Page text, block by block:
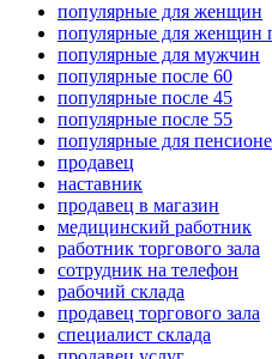
популярные для женщин
популярные для женщин
популярные для мужчин
популярные после 60
популярные после 45
популярные после 55
популярные для
продавец
наставник
продавец в магазин
медицинский работник
работник торгового зала
сотрудник на телефон
рабочий склада
продавец торгового зала
специалист склада